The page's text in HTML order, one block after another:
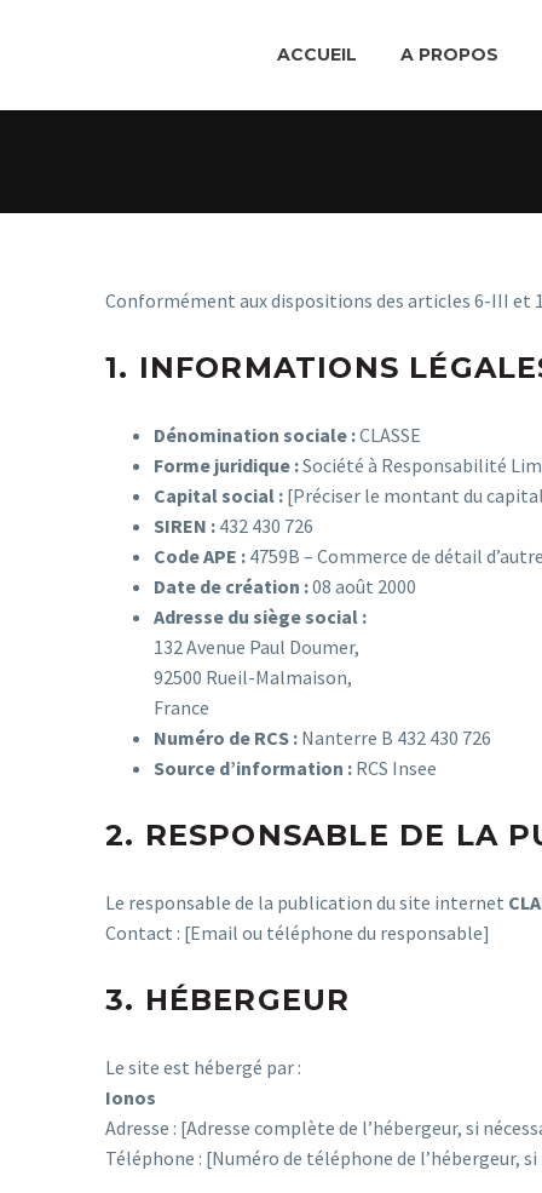
ACCUEIL A PROPOS
Conformément aux dispositions des articles 6-III et
1. INFORMATIONS
Dénomination sociale :CLASSE
Forme juridique :Société à Responsabilité
Capital social : [Préciser le montant du
SIREN : 432 430 726
Code APE : 4759B – Commerce de détail
Date de création :08 août 2000
Adresse du siège social :
132 Avenue Paul Doumer,
92500 Rueil-Malmaison,
France
Numéro de RCS : Nanterre B 432 430 726
Source d’information : RCS Insee
2. RESPONSABLE DE LA
Le responsable de la publication du site internet
Contact : [Email ou téléphone du responsable]
3. HÉBERGEUR
Le site est hébergé par :
Ionos
Adresse : [Adresse complète de l’hébergeur, si
Téléphone : [Numéro de téléphone de l’hébergeur, si